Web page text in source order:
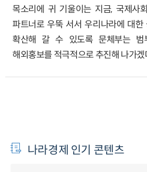
목소리에 귀 기울이는 지금, 국제사
파트너로 우뚝 서서 우리나라에 대
확산해 갈 수 있도록 문체부는 범
해외홍보를 적극적으로 추진해 나가겠
나라경제 인기 콘텐츠